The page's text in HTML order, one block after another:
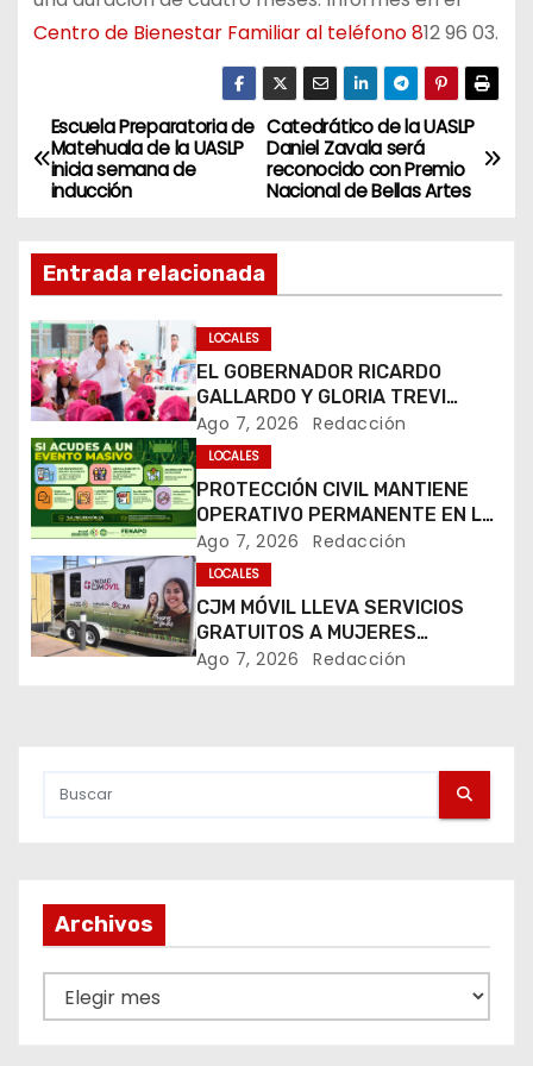
Centro de Bienestar Familiar al teléfono 812 96 03.
N
a
e
g
a
c
i
ó
n
d
a
d
Catedrático de la UASLP
Daniel Zavala será
reconocido con Premio
Nacional de Bellas Artes
Escuela Preparatoria de
Matehuala de la UASLP
inicia semana de
inducción
Entrada relacionada
LOCALES
EL GOBERNADOR RICARDO
GALLARDO Y GLORIA TREVI
LLEVAN ESPERANZA A LA PILA
Ago 7, 2026 Redacción
LOCALES
PROTECCIÓN CIVIL MANTIENE
OPERATIVO PERMANENTE EN LA
FENAPO 2026
Ago 7, 2026 Redacción
LOCALES
CJM MÓVIL LLEVA SERVICIOS
GRATUITOS A MUJERES
DURANTE LA FENAPO 2026
Ago 7, 2026 Redacción
Archivos
r